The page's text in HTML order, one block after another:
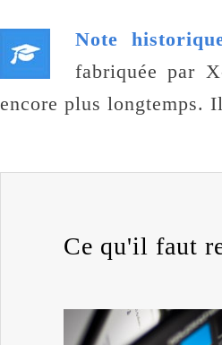
Note
fabriquée par
encore plus longtemps.
Ce qu'il faut